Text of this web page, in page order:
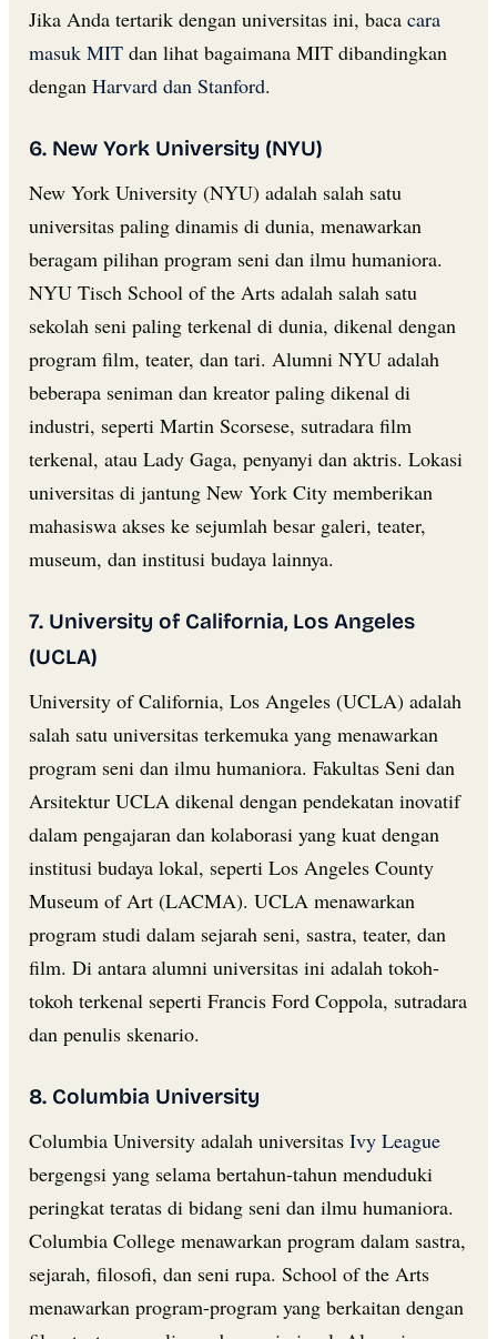
Jika Anda tertarik dengan universitas ini, baca cara
masuk MIT dan lihat bagaimana MIT dibandingkan
dengan Harvard dan Stanford.
6. New York University (NYU)
New York University (NYU) adalah salah satu
universitas paling dinamis di dunia, menawarkan
beragam pilihan program seni dan ilmu humaniora.
NYU Tisch School of the Arts adalah salah satu
sekolah seni paling terkenal di dunia, dikenal dengan
program film, teater, dan tari. Alumni NYU adalah
beberapa seniman dan kreator paling dikenal di
industri, seperti Martin Scorsese, sutradara film
terkenal, atau Lady Gaga, penyanyi dan aktris. Lokasi
universitas di jantung New York City memberikan
mahasiswa akses ke sejumlah besar galeri, teater,
museum, dan institusi budaya lainnya.
7. University of California, Los Angeles
(UCLA)
University of California, Los Angeles (UCLA) adalah
salah satu universitas terkemuka yang menawarkan
program seni dan ilmu humaniora. Fakultas Seni dan
Arsitektur UCLA dikenal dengan pendekatan inovatif
dalam pengajaran dan kolaborasi yang kuat dengan
institusi budaya lokal, seperti Los Angeles County
Museum of Art (LACMA). UCLA menawarkan
program studi dalam sejarah seni, sastra, teater, dan
film. Di antara alumni universitas ini adalah tokoh-
tokoh terkenal seperti Francis Ford Coppola, sutradara
dan penulis skenario.
8. Columbia University
Columbia University adalah universitas Ivy League
bergengsi yang selama bertahun-tahun menduduki
peringkat teratas di bidang seni dan ilmu humaniora.
Columbia College menawarkan program dalam sastra,
sejarah, filosofi, dan seni rupa. School of the Arts
menawarkan program-program yang berkaitan dengan